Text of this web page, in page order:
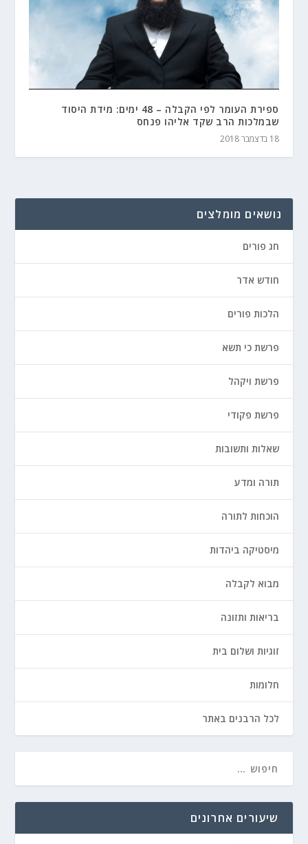
ספירת העומר לפי הקבלה – 48 ימים: מידת היסוד
שבמלכות הרב שקד אליהו פנחס
18 בדצמבר 2018
נושאים מומלצים
חג פורים
חודש אדר
הלכות פורים
פרשת כי תשא
פרשת ויקהל
פרשת פקודי
שאלות ותשובות
תורה ומדע
הוכחות לתורה
מיסטיקה ביהדות
מבוא לקבלה
בריאות ותזונה
זוגיות ושלום בית
חלומות
לכל הרבנים באתר
שיעורים אחרונים